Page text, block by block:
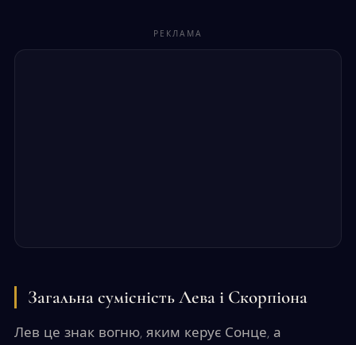
РЕКЛАМА
Загальна сумісність Лева і Скорпіона
Лев це знак вогню, яким керує Сонце, а